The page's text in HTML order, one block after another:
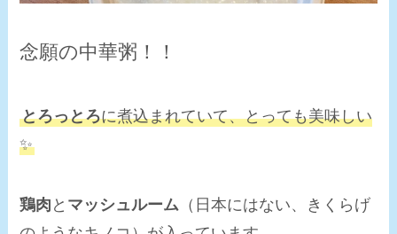
念願の中華粥！！
とろっとろに煮込まれていて、とっても美味しい
✨
鶏肉 と マッシュルーム （日本にはない、きくらげ